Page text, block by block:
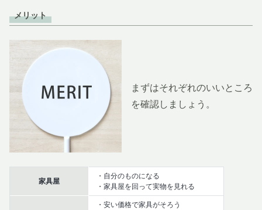
メリット
まずはそれぞれのいいところ
を確認しましょう。
家具屋
・自分のものになる
・家具屋を回って実物を見れる
・安い価格で家具がそろう